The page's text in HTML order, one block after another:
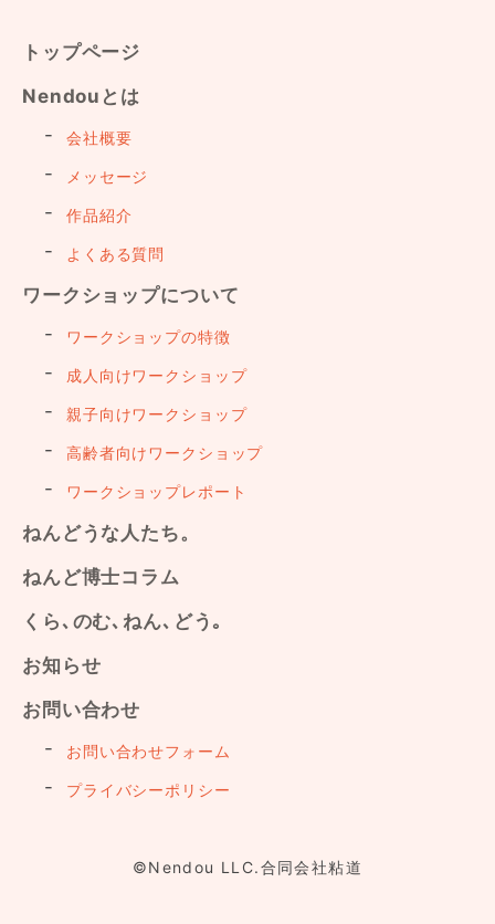
トップページ
Nendouとは
会社概要
メッセージ
作品紹介
よくある質問
ワークショップについて
ワークショップの特徴
成人向けワークショップ
親子向けワークショップ
高齢者向けワークショップ
ワークショップレポート
ねんどうな人たち。
ねんど博士コラム
くら､のむ､ねん､どう｡
お知らせ
お問い合わせ
お問い合わせフォーム
プライバシーポリシー
©Nendou LLC.合同会社粘道